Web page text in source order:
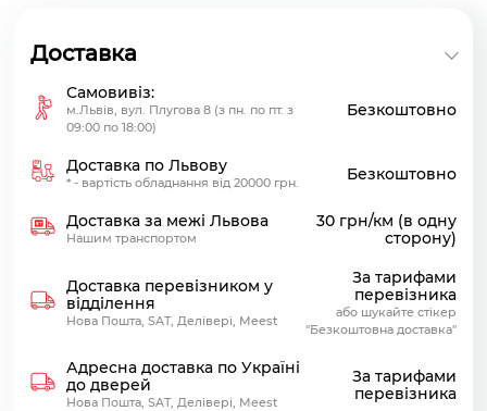
Доставка
Самовивіз:
м.Львів, вул. Плугова 8 (з пн. по пт. з
09:00 по 18:00)
Безкоштовно
Доставка по Львову
* - вартість обладнання від 20000 грн. Безкоштовно
Доставка за межі Львова
Нашим транспортом
30 грн/км (в одну
сторону)
Доставка перевізником у
відділення
Нова Пошта, SAT, Делівері, Meest
За тарифами
перевізника
або шукайте стікер
"Безкоштовна доставка"
Адресна доставка по Україні
до дверей
Нова Пошта, SAT, Делівері, Meest
За тарифами
перевізника